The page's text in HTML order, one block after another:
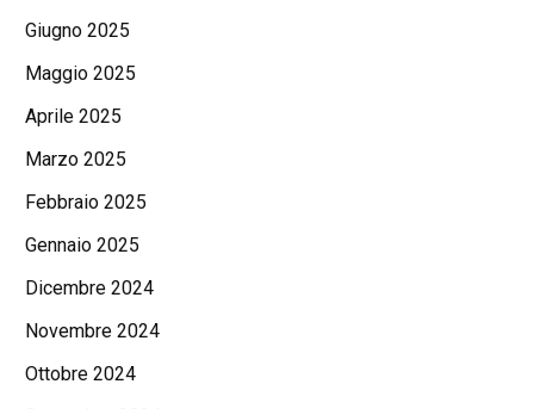
Giugno 2025
Maggio 2025
Aprile 2025
Marzo 2025
Febbraio 2025
Gennaio 2025
Dicembre 2024
Novembre 2024
Ottobre 2024